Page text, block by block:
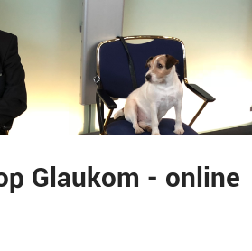
Glaukom - online